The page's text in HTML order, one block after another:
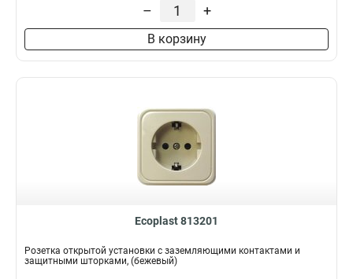
– +
В корзину
Ecoplast 813201
Розетка открытой установки с заземляющими контактами и
защитными шторками, (бежевый)